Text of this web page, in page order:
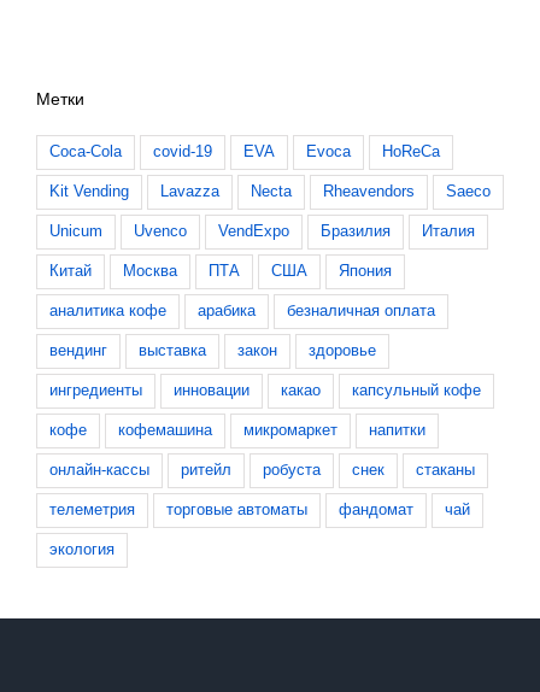
Метки
Coca-Cola covid-19 EVA Evoca HoReCa
Kit Vending Lavazza Necta Rheavendors Saeco
Unicum Uvenco VendExpo Бразилия Италия
Китай Москва ПТА США Япония
аналитика кофе арабика безналичная оплата
вендинг выставка закон здоровье
ингредиенты инновации какао капсульный кофе
кофе кофемашина микромаркет напитки
онлайн-кассы ритейл робуста снек стаканы
телеметрия торговые автоматы фандомат чай
экология